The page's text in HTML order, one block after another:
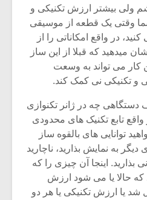
ولی بیشتر ارزش تکنیکی و
شما وقتی یک قطعه از موسیقی
در واقع امکاناتی را از
میدهید که قبلا از این ساز
کار می تواند به وسعت
و تکنیکی نی کمک کند.
چه در ژانر تکنوازی
تابع تکنیک های محدودی
توانایی های بالقوه ساز
به نمایش بذارید، ناچارید
بذارید. اینجا آن چیزی را که
حالا یا می شود ارزش
شد یا ارزش تکنیکی یا هر دو